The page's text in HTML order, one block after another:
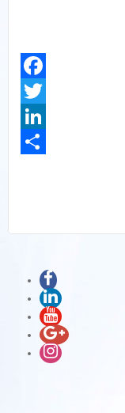
Facebook
Twitter
LinkedIn